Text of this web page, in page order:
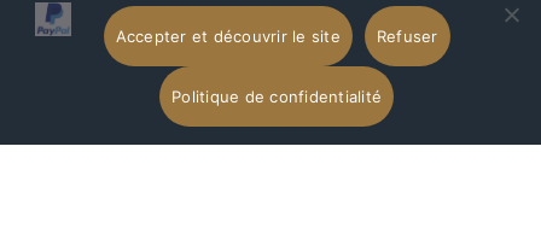
Accepter et découvrir le site Refuser
Politique de confidentialité